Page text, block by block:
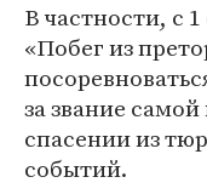
В частности, с
«Побег из
за звание
спасении из
событий.